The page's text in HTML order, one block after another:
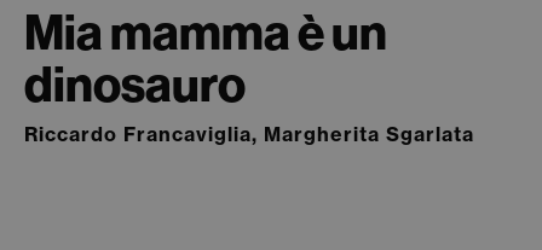
Mia mamma è un
dinosauro
Riccardo Francaviglia, Margherita Sgarlata